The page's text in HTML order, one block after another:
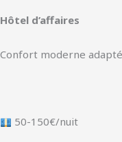
Hôtel d’affaires
Confort moderne adapté
50-150€/nuit